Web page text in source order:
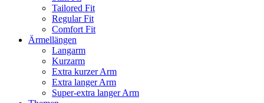
Tailored Fit
Regular Fit
Comfort Fit
Ärmellängen
Langarm
Kurzarm
Extra kurzer Arm
Extra langer Arm
Super-extra langer Arm